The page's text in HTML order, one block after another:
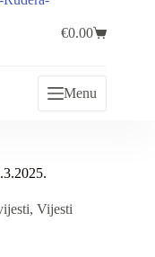
Košarica
€0.00
Menu
, Vijesti